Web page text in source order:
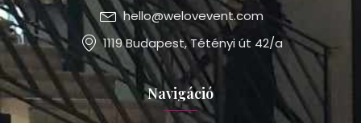
hello@welovevent.com
1119 Budapest, Tétényi út 42/a
Navigáció